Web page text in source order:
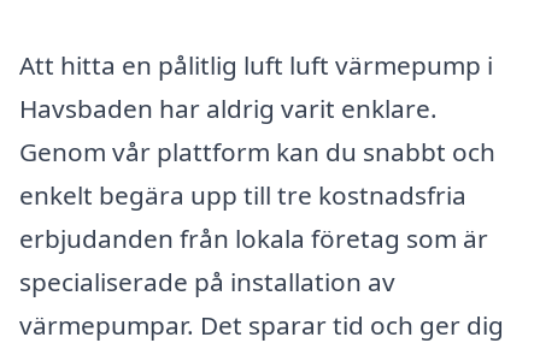
Att hitta en pålitlig luft luft värmepump i
Havsbaden har aldrig varit enklare.
Genom vår plattform kan du snabbt och
enkelt begära upp till tre kostnadsfria
erbjudanden från lokala företag som är
specialiserade på installation av
värmepumpar. Det sparar tid och ger dig